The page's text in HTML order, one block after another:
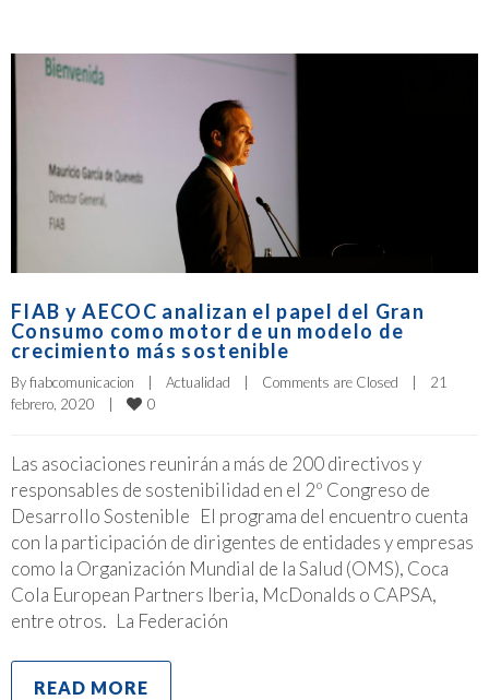
FIAB y AECOC analizan el papel del Gran
Consumo como motor de un modelo de
crecimiento más sostenible
By fiabcomunicacion Actualidad Comments are Closed
21
febrero, 2020
0
Las asociaciones reunirán a más de 200 directivos y
responsables de sostenibilidad en el 2º Congreso de
Desarrollo Sostenible El programa del encuentro cuenta
con la participación de dirigentes de entidades y empresas
como la Organización Mundial de la Salud (OMS), Coca
Cola European Partners Iberia, McDonalds o CAPSA,
entre otros. La Federación
READ MORE